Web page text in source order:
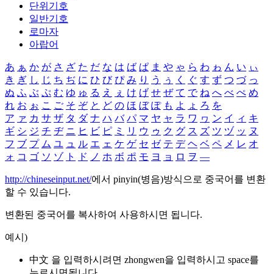
단위기호
일반기호
로마자
아랍어
あ ぁ か が さ ざ た だ な は ば ぱ ま や ゃ ら わ ゎ ん い ぃ
き ぎ し じ ち ぢ に ひ び ぴ み り う ぅ く ぐ す ず つ づ っ
ぬ ふ ぶ ぷ む ゆ ゅ る え ぇ け げ せ ぜ て で ね へ べ ぺ め
れ お ぉ こ ご そ ぞ と ど の ほ ぼ ぽ も よ ょ ろ を
ア ァ カ サ ザ タ ダ ナ ハ バ パ マ ヤ ャ ラ ワ ヮ ン イ ィ キ
ギ シ ジ チ ヂ ニ ヒ ビ ピ ミ リ ウ ゥ ク グ ス ズ ツ ヅ ッ ヌ
フ ブ プ ム ユ ュ ル エ ェ ケ ゲ セ ゼ テ デ ヘ ベ ペ メ レ オ
ォ コ ゴ ソ ゾ ト ド ノ ホ ボ ポ モ ヨ ョ ロ ヲ ―
http://chineseinput.net/에서 pinyin(병음)방식으로 중국어를 변환
할 수 있습니다.
변환된 중국어를 복사하여 사용하시면 됩니다.
예시)
中文 을 입력하시려면 zhongwen을 입력하시고 space를